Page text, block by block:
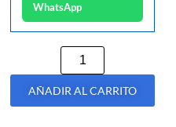
WhatsApp
AÑADIR AL CARRITO